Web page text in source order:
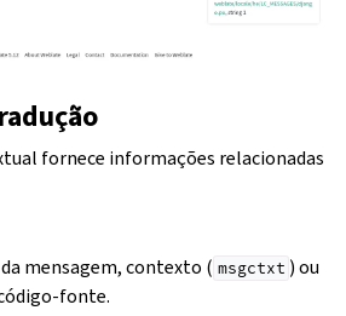
fornece informações relacionadas
mensagem, contexto ( msgctxt ) ou
fonte.